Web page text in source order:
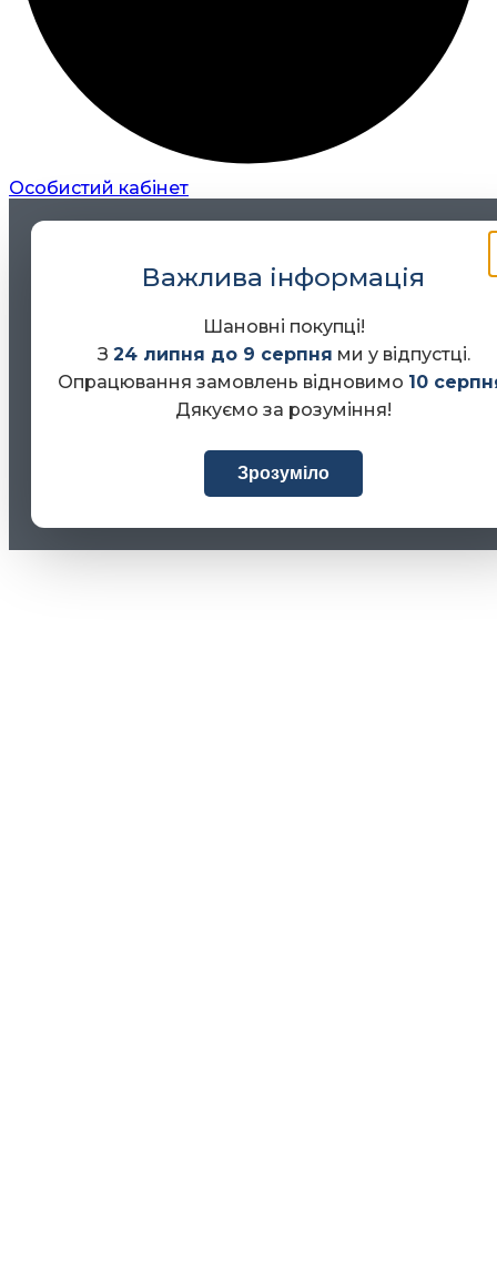
Особистий кабінет
Важлива інформація
Шановні покупці!
З 24 липня до 9 серпня ми у відпустці.
Опрацювання замовлень відновимо 10
Дякуємо за розуміння!
Зрозуміло